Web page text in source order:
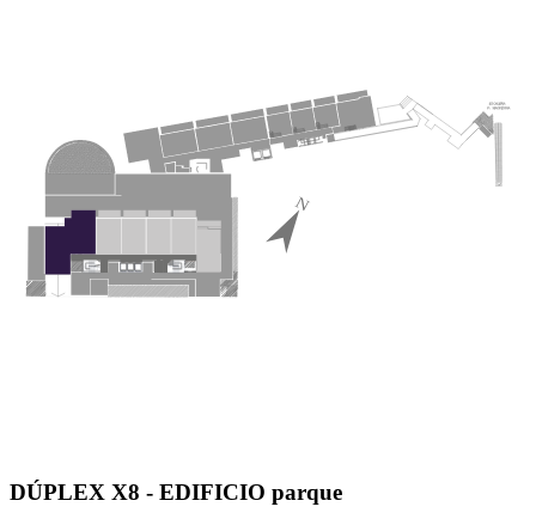
DÚPLEX X8 - EDIFICIO parque